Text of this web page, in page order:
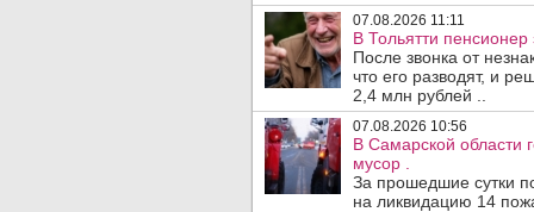
07.08.2026 11:11
В Тольятти
После звонка от
что его разводят, и
2,4 млн рублей ..
07.08.2026 10:56
В Самарской области
мусор .
За прошедшие сутки
на ликвидацию 14